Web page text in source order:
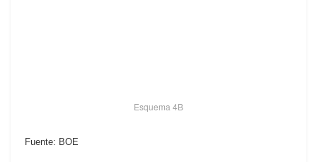
Esquema 4B
Fuente: BOE